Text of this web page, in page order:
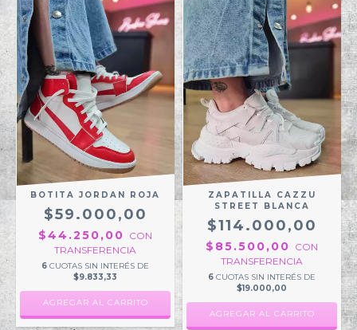
BOTITA JORDAN ROJA
$59.000,00
$44.250,00 CON
TRANSFERENCIA
6 CUOTAS SIN INTERÉS DE
$9.833,33
AGREGAR AL CARRITO
ZAPATILLA CAZZU
STREET BLANCA
$114.000,00
$85.500,00 CON
TRANSFERENCIA
6 CUOTAS SIN INTERÉS DE
$19.000,00
AGREGAR AL CARRITO